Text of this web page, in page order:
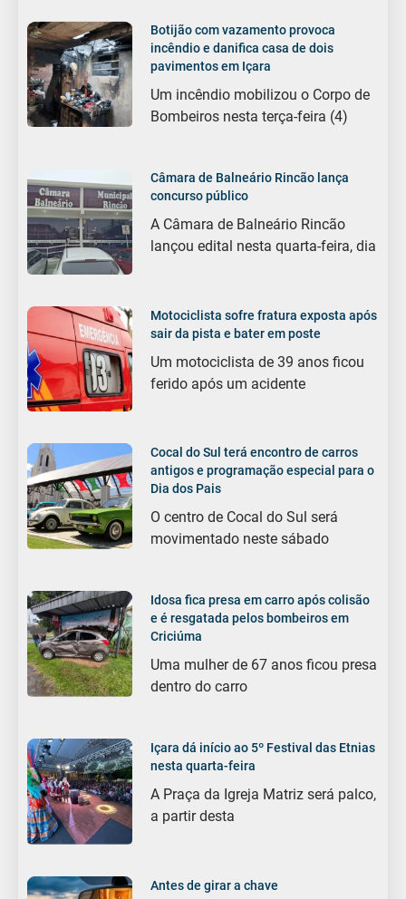
Botijão com vazamento provoca
incêndio e danifica casa de dois
pavimentos em Içara
Um incêndio mobilizou o Corpo de
Bombeiros nesta terça-feira (4)
Câmara de Balneário Rincão lança
concurso público
A Câmara de Balneário Rincão
lançou edital nesta quarta-feira, dia
Motociclista sofre fratura exposta após
sair da pista e bater em poste
Um motociclista de 39 anos ficou
ferido após um acidente
Cocal do Sul terá encontro de carros
antigos e programação especial para o
Dia dos Pais
O centro de Cocal do Sul será
movimentado neste sábado
Idosa fica presa em carro após colisão
e é resgatada pelos bombeiros em
Criciúma
Uma mulher de 67 anos ficou presa
dentro do carro
Içara dá início ao 5º Festival das Etnias
nesta quarta-feira
A Praça da Igreja Matriz será palco,
a partir desta
Antes de girar a chave